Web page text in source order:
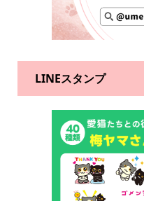
LINEスタンプ